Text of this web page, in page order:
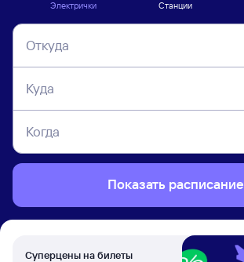
Электрички Станции
Откуда
Куда
Когда
Показать расписание
Суперцены на билеты